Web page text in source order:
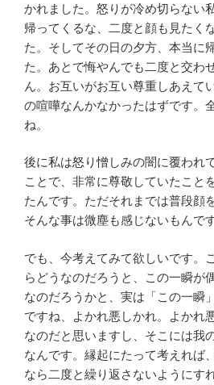
かれました。怒りが冷め切らない
帰ってくるな、二度と顔も見たく
た。そしてその日の夕方、本当に
た。あとで悔やんでも二度と交わ
ん。お互いがお互い尊重しあえて
の喧嘩なんかなかったはずです。
ね。
後に私は怒り憎しみの闇に覆われ
ことで、非常に尊敬していたこと
たんです。ただそれまでは普段顔
そんな事は微塵も感じないもんです
でも、今考えてみて欲しいです。
らどうなのだろうと、この一瞬が
なのだろうかと、実は「この一瞬
ですね、よかれ悪しかれ。よかれ
なのだと思いますし、そこには我
なんです。縁起にたって考えれば
なら二度と繰り返さないようにす